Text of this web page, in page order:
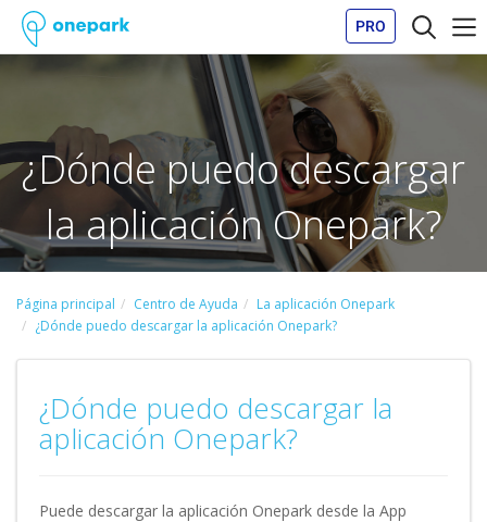
PRO
¿Dónde puedo descargar
la aplicación Onepark?
Página principal Centro de Ayuda
La aplicación Onepark
¿Dónde puedo descargar la aplicación Onepark?
¿Dónde puedo descargar la
aplicación Onepark?
Puede descargar la aplicación Onepark desde la App